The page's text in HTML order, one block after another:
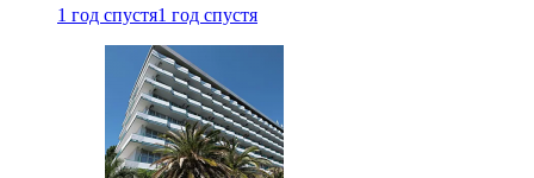
1 год спустя1 год спустя